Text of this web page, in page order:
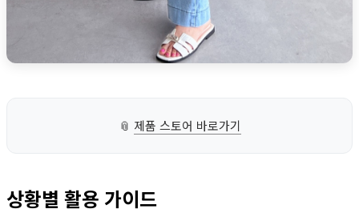
📎 제품 스토어 바로가기
상황별 활용 가이드